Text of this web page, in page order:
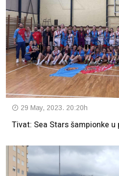
29 May, 2023. 20:20h
Tivat: Sea Stars šampionke